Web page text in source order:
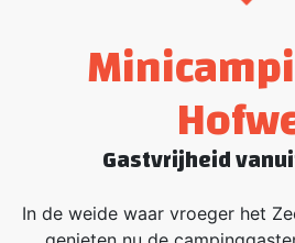
Gastvrijheid
In de weide waar vroeger het